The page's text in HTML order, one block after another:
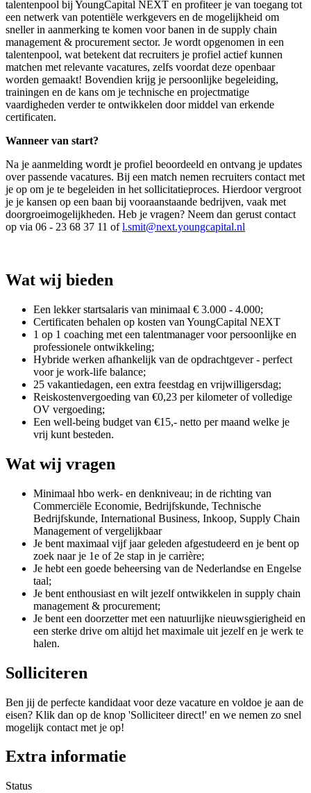
talentenpool bij YoungCapital NEXT en profiteer je van toegang tot
een netwerk van potentiële werkgevers en de mogelijkheid om
sneller in aanmerking te komen voor banen in de supply chain
management & procurement sector. Je wordt opgenomen in een
talentenpool, wat betekent dat recruiters je profiel actief kunnen
matchen met relevante vacatures, zelfs voordat deze openbaar
worden gemaakt! Bovendien krijg je persoonlijke begeleiding,
trainingen en de kans om je technische en projectmatige
vaardigheden verder te ontwikkelen door middel van erkende
certificaten.
Wanneer van start?
Na je aanmelding wordt je profiel beoordeeld en ontvang je updates
over passende vacatures. Bij een match nemen recruiters contact met
je op om je te begeleiden in het sollicitatieproces. Hierdoor vergroot
je je kansen op een baan bij vooraanstaande bedrijven, vaak met
doorgroeimogelijkheden. Heb je vragen? Neem dan gerust contact
op via 06 - 23 68 37 11 ofl.smit@next.youngcapital.nl
Wat wij bieden
Een lekker startsalaris van minimaal € 3.000 - 4.000;
Certificaten behalen op kosten van YoungCapital NEXT
1 op 1 coaching met een talentmanager voor persoonlijke en
professionele ontwikkeling;
Hybride werken afhankelijk van de opdrachtgever - perfect
voor je work-life balance;
25 vakantiedagen, een extra feestdag en vrijwilligersdag;
Reiskostenvergoeding van €0,23 per kilometer of volledige
OV vergoeding;
Een well-being budget van €15,- netto per maand welke je
vrij kunt besteden.
Wat wij vragen
Minimaal hbo werk- en denkniveau; in de richting van
Commerciële Economie, Bedrijfskunde, Technische
Bedrijfskunde, International Business, Inkoop, Supply Chain
Management of vergelijkbaar
Je bent maximaal vijf jaar geleden afgestudeerd en je bent op
zoek naar je 1e of 2e stap in je carrière;
Je hebt een goede beheersing van de Nederlandse en Engelse
taal;
Je bent enthousiast en wilt jezelf ontwikkelen in supply chain
management & procurement;
Je bent een doorzetter met een natuurlijke nieuwsgierigheid en
een sterke drive om altijd het maximale uit jezelf en je werk te
halen.
Solliciteren
Ben jij de perfecte kandidaat voor deze vacature en voldoe je aan de
eisen? Klik dan op de knop 'Solliciteer direct!' en we nemen zo snel
mogelijk contact met je op!
Extra informatie
Status